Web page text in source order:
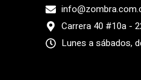
Carrera 40 #10a -
Lunes a sábados,